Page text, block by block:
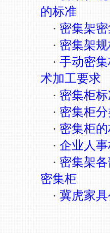
的标准
· 密集架
· 密集架
· 手动密
术加工要求
· 密集柜
· 密集柜
· 密集柜
· 企业人
· 密集架
密集柜
· 冀虎家